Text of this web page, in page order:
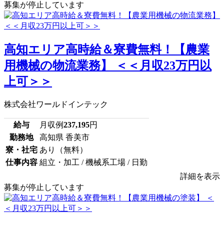
募集が停止しています
高知エリア高時給＆寮費無料！【農業
用機械の物流業務】 ＜＜月収23万円以
上可＞＞
株式会社ワールドインテック
給与 月収例237,195円
勤務地
高知県 香美市
寮・社宅 あり（無料）
仕事内容 組立・加工 / 機械系工場 / 日勤
詳細を表示
募集が停止しています